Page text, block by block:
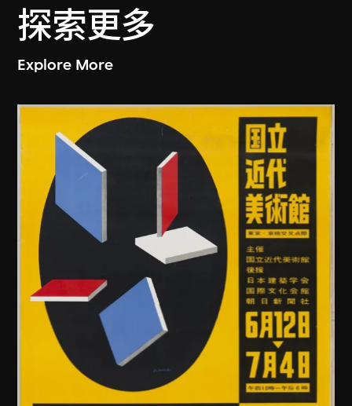
探索更多
Explore More